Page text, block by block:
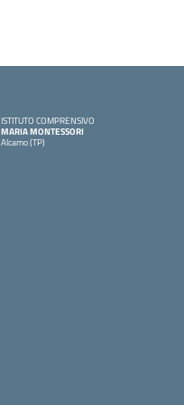
ISTITUTO COMPRENSIVO
MARIA MONTESSORI
Alcamo (TP)